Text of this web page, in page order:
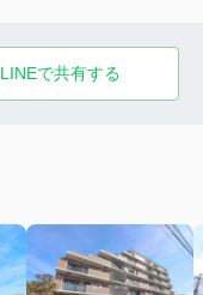
LINEで共有する